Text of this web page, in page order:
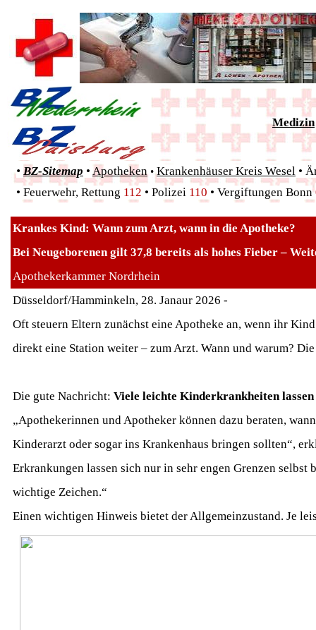
Medizin
• BZ-Sitemap • Apotheken •Krankenhäuser Kreis Wesel •
• Feuerwehr, Rettung 112 • Polizei 110 • Vergiftungen Bonn
Krankes Kind: Wann zum Arzt, wann in die Apotheke?
Bei Neugeborenen gilt 37,8 bereits als hohes Fieber –
Apothekerkammer Nordrhein
Düsseldorf/Hamminkeln, 28. Janaur 2026 -
Oft steuern Eltern zunächst eine Apotheke an, wenn ihr
direkt eine Station weiter – zum Arzt. Wann und warum?
Die gute Nachricht: Viele leichte Kinderkrankheiten
„Apothekerinnen und Apotheker können dazu beraten,
Kinderarzt oder sogar ins Krankenhaus bringen sollten“,
Erkrankungen lassen sich nur in sehr engen Grenzen
wichtige Zeichen.“
Einen wichtigen Hinweis bietet der Allgemeinzustand. Je